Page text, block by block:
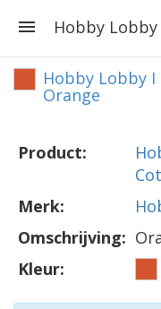
Hobby Lobby I
Orange
Product:
Merk:
Omschrijving:
Kleur: